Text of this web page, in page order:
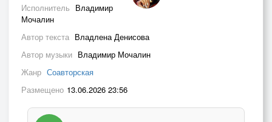
Исполнитель Владимир
Мочалин
Автор текста Владлена Денисова
Автор музыки Владимир Мочалин
Жанр Соавторская
Размещено 13.06.2026 23:56